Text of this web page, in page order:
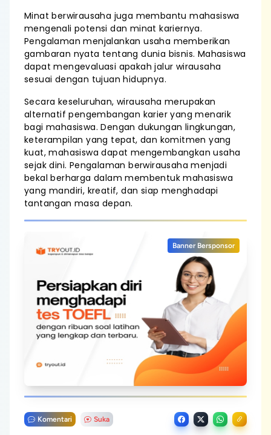
Minat berwirausaha juga membantu mahasiswa
mengenali potensi dan minat kariernya.
Pengalaman menjalankan usaha memberikan
gambaran nyata tentang dunia bisnis. Mahasiswa
dapat mengevaluasi apakah jalur wirausaha
sesuai dengan tujuan hidupnya.
Secara keseluruhan, wirausaha merupakan
alternatif pengembangan karier yang menarik
bagi mahasiswa. Dengan dukungan lingkungan,
keterampilan yang tepat, dan komitmen yang
kuat, mahasiswa dapat mengembangkan usaha
sejak dini. Pengalaman berwirausaha menjadi
bekal berharga dalam membentuk mahasiswa
yang mandiri, kreatif, dan siap menghadapi
tantangan masa depan.
Banner Bersponsor
Komentari Suka